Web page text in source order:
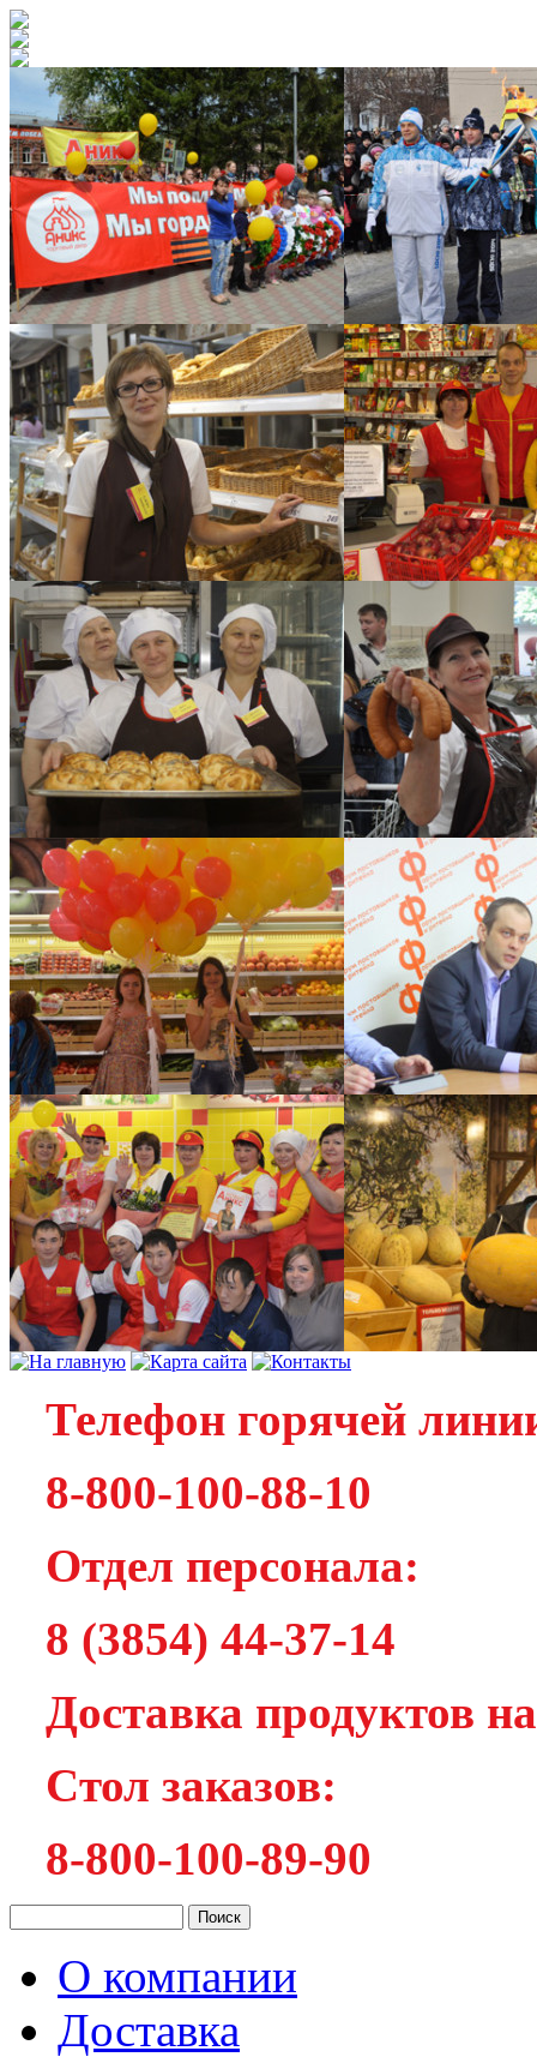
Телефон горячей
8-800-100-88-10
Отдел персонала:
8 (3854) 44-37-14
Доставка продуктов
Cтол заказов:
8-800-100-89-90
О компании
Доставка